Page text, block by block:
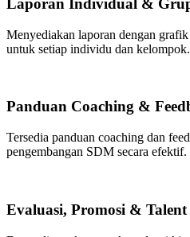
Laporan Individual &
Menyediakan laporan dengan
untuk setiap individu dan kelompok.
Panduan Coaching &
Tersedia panduan coaching dan
pengembangan SDM secara efektif.
Evaluasi, Promosi &